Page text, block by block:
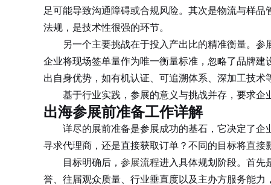
足可能导致沟通障碍或合规风险。其次是物流与样
法规，是技术性很强的环节。
另一个主要挑战在于投入产出比的精准衡量。参
企业将现场签单量作为唯一衡量标准，忽略了品牌
出自身优势，如有机认证、可追溯体系、深加工技术
基于行业实践，参展的意义与挑战并存，要求企业
出海参展前准备工作详解
详尽的展前准备是参展成功的基石，它决定了企业
寻求代理商，还是直接获取订单？不同的目标将直接
目标明确后， 参展流程进入具体规划阶段。首先
誉、往届观众质量、行业垂直度以及主办方服务能力